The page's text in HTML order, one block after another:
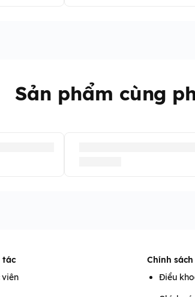
Sản phẩm cùng
tác
viên
Chính
Điều